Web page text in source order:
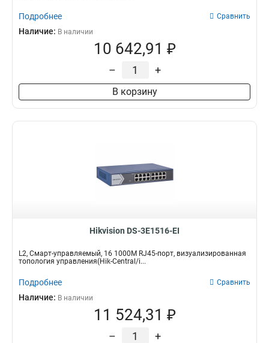
Подробнее Сравнить
Наличие: В наличии
10 642,91 ₽
– +
В корзину
Hikvision DS-3E1516-EI
L2, Смарт-управляемый, 16 1000M RJ45-порт, визуализированная
топология управления(Hik-Central/i...
Подробнее Сравнить
Наличие: В наличии
11 524,31 ₽
– +